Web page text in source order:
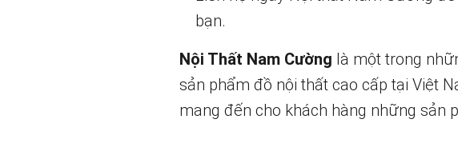
bạn.
Nội Thất Nam Cường là một trong
sản phẩm đồ nội thất cao cấp tại Việt
mang đến cho khách hàng những sản